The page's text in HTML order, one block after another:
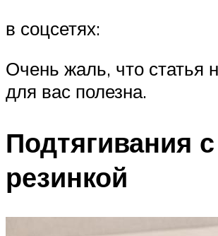
в соцсетях:
Очень жаль, что статья
для вас полезна.
Подтягивания с
резинкой